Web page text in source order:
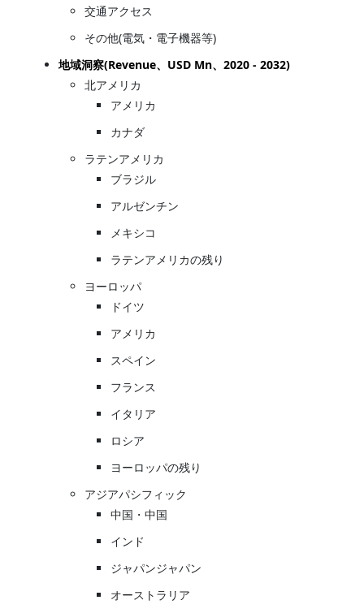
交通アクセス
その他(電気・電子機器等)
地域洞察(Revenue、USD Mn、2020 - 2032)
北アメリカ
アメリカ
カナダ
ラテンアメリカ
ブラジル
アルゼンチン
メキシコ
ラテンアメリカの残り
ヨーロッパ
ドイツ
アメリカ
スペイン
フランス
イタリア
ロシア
ヨーロッパの残り
アジアパシフィック
中国・中国
インド
ジャパンジャパン
オーストラリア